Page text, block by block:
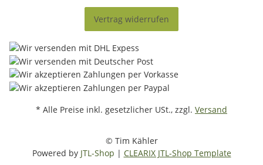
Vertrag widerrufen
* Alle Preise inkl. gesetzlicher USt., zzgl. Versand
© Tim Kähler
Powered by JTL-Shop | CLEARIX JTL-Shop Template